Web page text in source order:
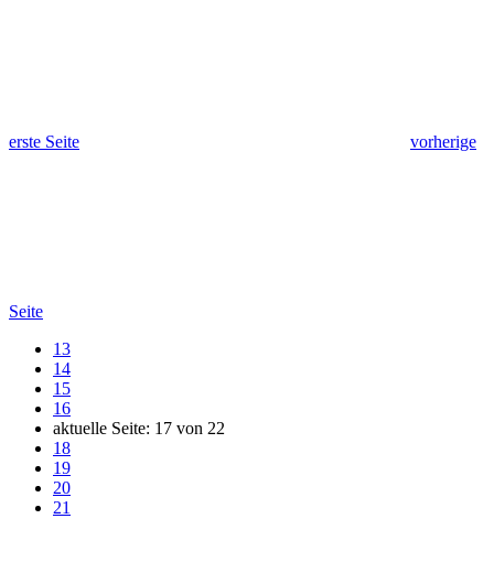
erste Seite vorherige
Seite
13
14
15
16
aktuelle Seite: 17 von 22
18
19
20
21